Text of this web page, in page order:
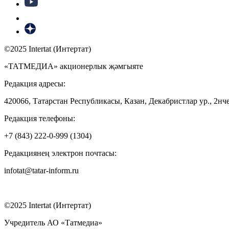
©2025 Intertat (Интертат)
«ТАТМЕДИА» акционерлык җәмгыяте
Редакция адресы:
420066, Татарстан Республикасы, Казан, Декабристлар ур.,
Редакция телефоны:
+7 (843) 222-0-999 (1304)
Редакциянең электрон почтасы:
infotat@tatar-inform.ru
©2025 Intertat (Интертат)
Учредитель АО «Татмедиа»